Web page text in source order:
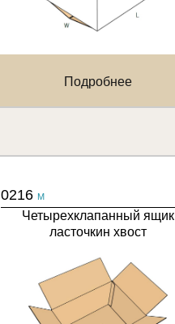
Подробнее
0216 M
Четырехклапанный ящик
ласточкин хвост